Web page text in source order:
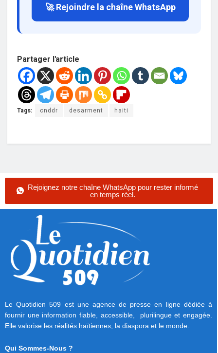
🚀 Rejoindre la chaîne WhatsApp
Partager l'article
Tags: cnddr desarment haiti
Rejoignez notre chaîne WhatsApp pour rester informé
en temps réel.
Le Quotidien 509 est une agence de presse en ligne dédiée à
fournir une information fiable, accessible, plurilingue et engagée.
Elle valorise les réalités haïtiennes, la diaspora et le monde.
Qui Sommes-Nous ?